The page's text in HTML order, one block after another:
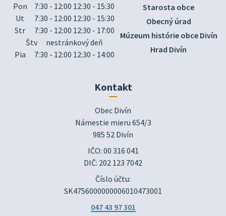
Pon
7:30 - 12:00 12:30 - 15:30
Ut
7:30 - 12:00 12:30 - 15:30
Str
7:30 - 12:00 12:30 - 17:00
Štv
nestránkový deň
Pia
7:30 - 12:00 12:30 - 14:00
Starosta obce
Obecný úrad
Múzeum histórie obce Divín
Hrad Divín
Kontakt
Obec Divín
Námestie mieru 654/3
985 52 Divín
IČO: 00 316 041
DIČ: 202 123 7042
Číslo účtu:
SK4756000000006010473001
047 43 97 301